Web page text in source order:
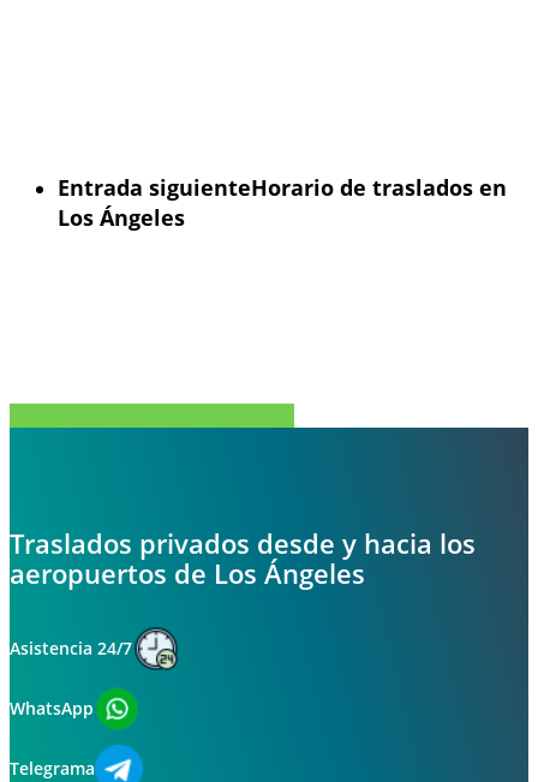
Entrada siguienteHorario de traslados en
Los Ángeles
Traslados privados desde y hacia los
aeropuertos de Los Ángeles
Asistencia 24/7
WhatsApp
Telegrama